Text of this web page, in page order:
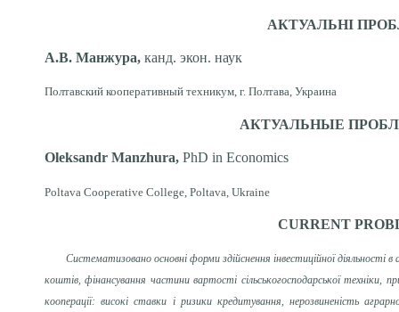
АКТУАЛЬНІ
А.В. Манжура, канд. экон. наук
Полтавский кооперативный техникум, г. Полтава, Украина
АКТУАЛЬНЫЕ
Oleksandr Manzhura, PhD in Economics
Poltava Cooperative College, Poltava, Ukraine
CURRENT
Систематизовано основні форми здійснення інвестиційної
коштів, фінансування частини вартості сільськогосподарської техніки,
кооперації: високі ставки і ризики кредитування, нерозвиненість